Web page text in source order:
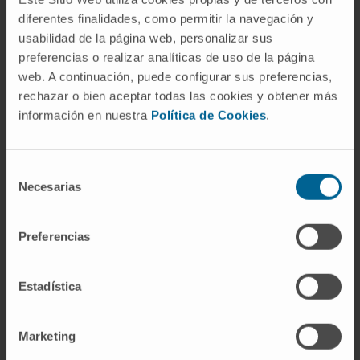
diferentes finalidades, como permitir la navegación y
usabilidad de la página web, personalizar sus
preferencias o realizar analíticas de uso de la página
web. A continuación, puede configurar sus preferencias,
rechazar o bien aceptar todas las cookies y obtener más
información en nuestra Política de Cookies.
Necesarias
Preferencias
Estadística
Marketing
congresos nacionales e internacionales.
Ha publicado más de 220 artículos en revistas
nacionales e internacionales.
Ha publicado 24 capítulos de libros
Ha presentado más de 190 comunicaciones a
congresos nacionales e internacionales.